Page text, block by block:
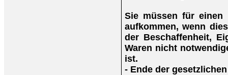
Sie müssen für einen
aufkommen, wenn
der Beschaffenheit,
Waren nicht
ist.
- Ende der